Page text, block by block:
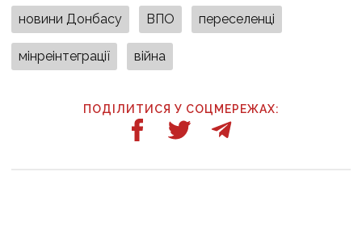
новини Донбасу ВПО переселенці
мінреінтеграції війна
ПОДІЛИТИСЯ У СОЦМЕРЕЖАХ: